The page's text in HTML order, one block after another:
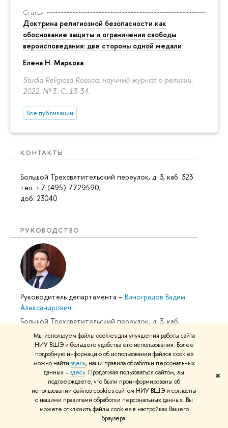
Мы используем файлы cookies для улучшения работы сайта
НИУ ВШЭ и большего удобства его использования. Более
подробную информацию об использовании файлов cookies
можно найти здесь, наши правила обработки персональных
данных –здесь. Продолжая пользоваться сайтом, вы
подтверждаете, что были проинформированы об
использовании файлов cookies сайтом НИУ ВШЭ и согласны
с нашими правилами обработки персональных данных. Вы
можете отключить файлы cookies в настройках Вашего
браузера.
✖
Статья
Доктрина религиозной безопасности как
обоснование защиты и ограничения свободы
вероисповедания: две стороны одной медали
Елена Н. Маркова
Studia Religiosa Rossica: научный журнал о религии.
2022. № 3. С. 13-34.
Все публикации
КОНТАКТЫ
Большой Трехсвятительский переулок, д. 3, каб. 323
тел. +7 (495) 7729590,
доб. 23040
РУКОВОДСТВО
Руководитель департамента – Виноградов Вадим
Александрович
Большой Трехсвятительский переулок, д. 3, каб.
219a
тел. +7 (495) 772-95-90 доб. 23005
Заместитель руководителя–Александрова Елена